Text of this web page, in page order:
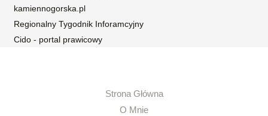
kamiennogorska.pl
Regionalny Tygodnik Inforamcyjny
Cido - portal prawicowy
Strona Główna
O Mnie